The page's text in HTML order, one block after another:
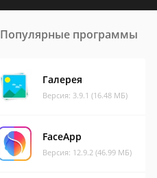
Популярные программы
Галерея
Версия: 3.9.1 (16.48 МБ)
FaceApp
Версия: 12.9.2 (46.99 МБ)